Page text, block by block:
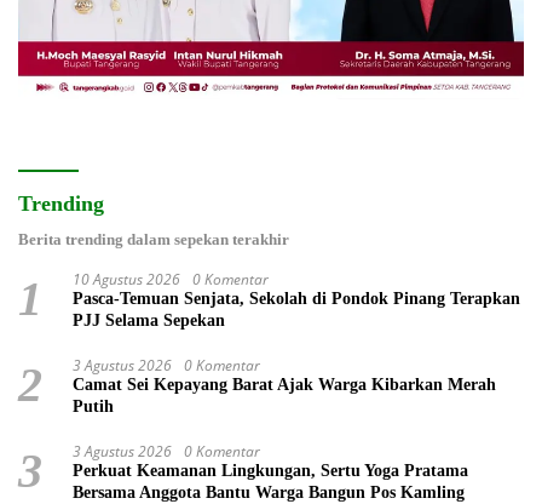
Trending
Berita trending dalam sepekan terakhir
1 10 Agustus 2026 0 Komentar
Pasca-Temuan Senjata, Sekolah di Pondok Pinang Terapkan
PJJ Selama Sepekan
2 3 Agustus 2026 0 Komentar
Camat Sei Kepayang Barat Ajak Warga Kibarkan Merah
Putih
3 3 Agustus 2026 0 Komentar
Perkuat Keamanan Lingkungan, Sertu Yoga Pratama
Bersama Anggota Bantu Warga Bangun Pos Kamling